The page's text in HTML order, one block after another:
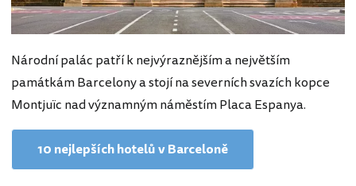
Národní palác patří k nejvýraznějším a největším
památkám Barcelony a stojí na severních svazích kopce
Montjuïc nad významným náměstím Placa Espanya.
10 nejlepších hotelů v Barceloně